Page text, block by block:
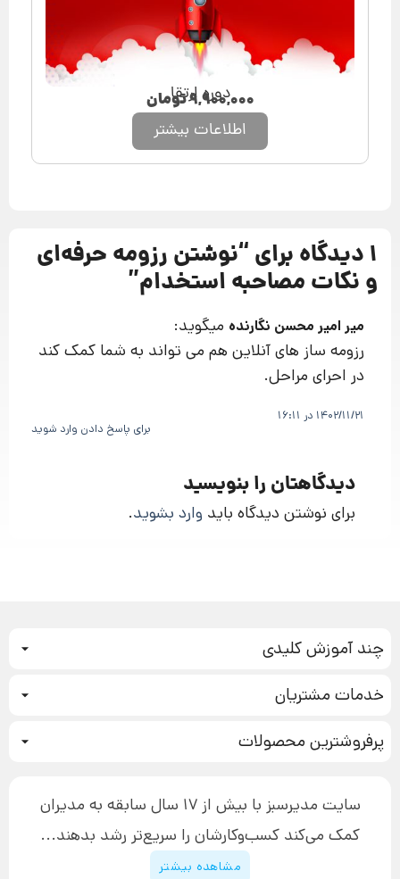
دوره ارتقا
۹,۹۰۰,۰۰۰تومان
اطلاعات بیشتر
1 دیدگاه برای “ نوشتن رزومه‌ حرفه‌ای
و نکات مصاحبه استخدام”
میر امیر محسن نگارنده میگوید:
رزومه ساز های آنلاین هم می تواند به شما کمک کند
در احرای مراحل.
1402/11/21 در 16:11
برای پاسخ دادن وارد شوید
دیدگاهتان را بنویسید
برای نوشتن دیدگاه باید وارد بشوید.
چند آموزش کلیدی
بازاریابی عصبی
تبلیغ نویسی
افزایش عملکرد
چگونه کتاب بنویسیم
دوره اینستاگرام
خدمات مشتریان
آموزش دسترسی به دانلود فایل‌ها
پیگیری سفارش
پشتیبانی
قوانین و مقررات سایت
پرفروشترین محصولاتدوره جدید سیستم سازی
سایت مدیرسبز با بیش از 17 سال سابقه به مدیران
کمک می‌کند کسب‌و‌کارشان را سریع‌تر رشد بدهند...
مشاهده بیشتر